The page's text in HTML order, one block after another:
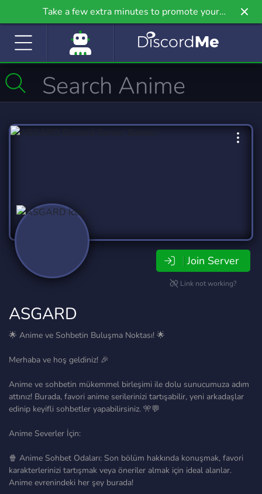
Take a few extra minutes to promote your
community even further on Griv.io, our newest
Join Server
Link not working?
ASGARD
🌟 Anime ve Sohbetin Buluşma Noktası! 🌟
Merhaba ve hoş geldiniz! 🎉
Anime ve sohbetin mükemmel birleşimi ile dolu sunucumuza adım
attınız! Burada, favori anime serilerinizi tartışabilir, yeni arkadaşlar
edinip keyifli sohbetler yapabilirsiniz. 🎌💬
Anime Severler İçin:
🍿 Anime Sohbet Odaları: Son bölüm hakkında konuşmak, favori
karakterlerinizi tartışmak veya öneriler almak için ideal alanlar.
Anime evrenindeki her şey burada!